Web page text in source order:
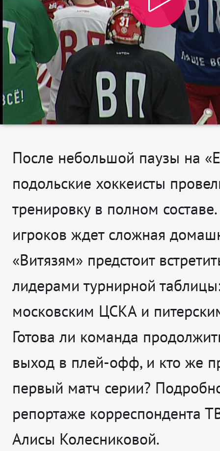
После небольшой паузы на
подольские хоккеисты
тренировку в полном
игроков ждет сложная
«Витязям» предстоит
лидерами турнирной
московским ЦСКА и
Готова ли команда
выход в плей-офф, и кто же
первый матч серии?
репортаже корреспондента
Алисы Колесниковой.